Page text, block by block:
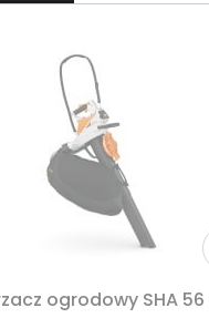
ogrodowy SHA 56